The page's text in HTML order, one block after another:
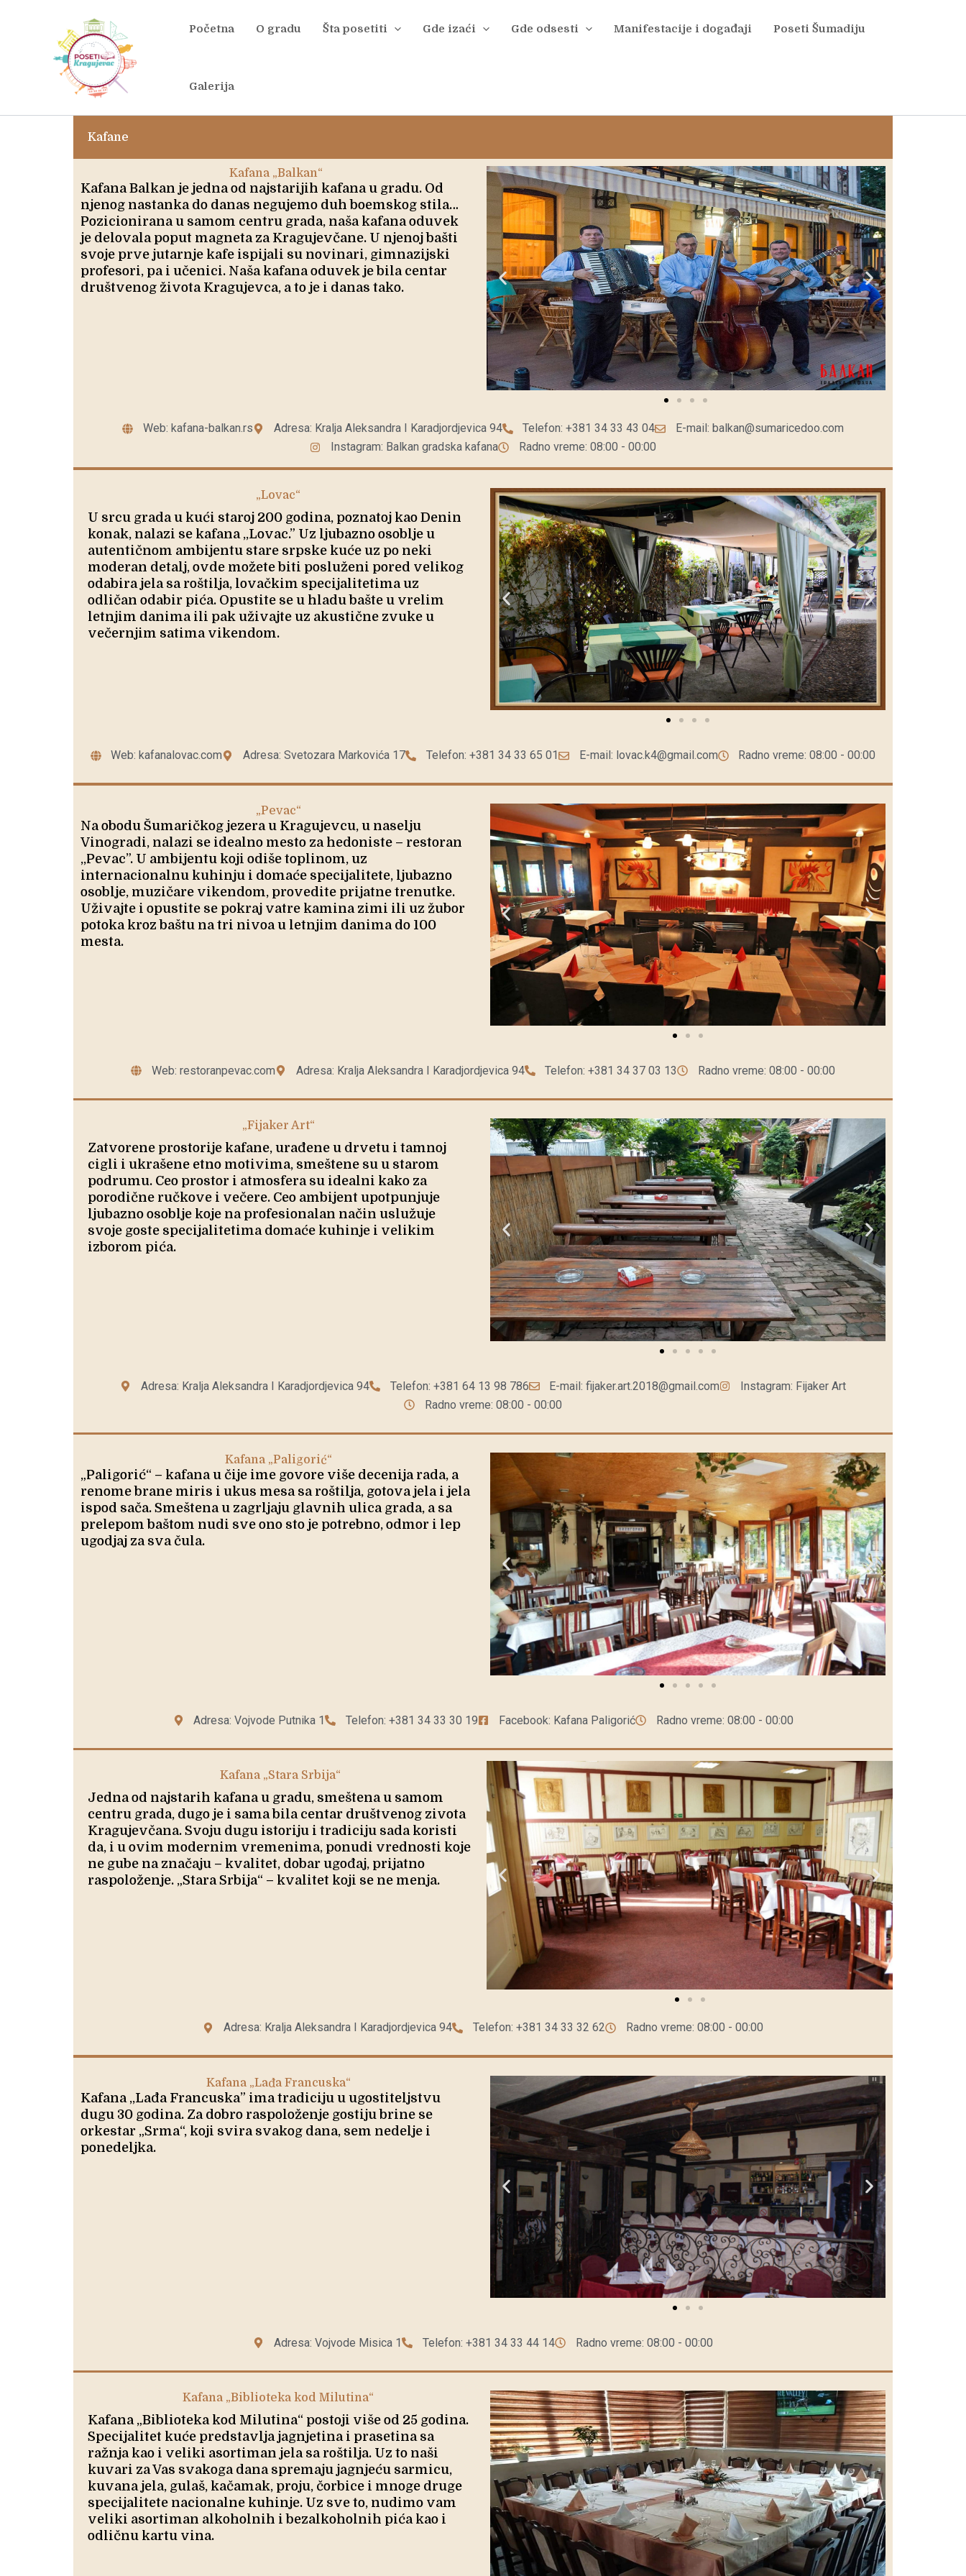
Početna O gradu Šta posetiti Gde izaći Gde odsesti Manifestacije i događaji Poseti Šumadiju
Galerija
Kafane
Kafana „Balkan“
Kafana Balkan je jedna od najstarijih kafana u gradu. Od
njenog nastanka do danas negujemo duh boemskog stila…
Pozicionirana u samom centru grada, naša kafana oduvek
je delovala poput magneta za Kragujevčane. U njenoj bašti
svoje prve jutarnje kafe ispijali su novinari, gimnazijski
profesori, pa i učenici. Naša kafana oduvek je bila centar
društvenog života Kragujevca, a to je i danas tako.
Web: kafana-balkan.rs Adresa: Kralja Aleksandra I Karadjordjevica 94 Telefon: +381 34 33 43 04
E-mail: balkan@sumaricedoo.com
Instagram: Balkan gradska kafana
Radno vreme: 08:00 - 00:00
„Lovac“
U srcu grada u kući staroj 200 godina, poznatoj kao Denin
konak, nalazi se kafana ,,Lovac.” Uz ljubazno osoblje u
autentičnom ambijentu stare srpske kuće uz po neki
moderan detalj, ovde možete biti posluženi pored velikog
odabira jela sa roštilja, lovačkim specijalitetima uz
odličan odabir pića. Opustite se u hladu bašte u vrelim
letnjim danima ili pak uživajte uz akustične zvuke u
večernjim satima vikendom.
Web: kafanalovac.com Adresa: Svetozara Markovića 17 Telefon: +381 34 33 65 01 E-mail: lovac.k4@gmail.com Radno vreme: 08:00 - 00:00
„Pevac“
Na obodu Šumaričkog jezera u Kragujevcu, u naselju
Vinogradi, nalazi se idealno mesto za hedoniste – restoran
,,Pevac”. U ambijentu koji odiše toplinom, uz
internacionalnu kuhinju i domaće specijalitete, ljubazno
osoblje, muzičare vikendom, provedite prijatne trenutke.
Uživajte i opustite se pokraj vatre kamina zimi ili uz žubor
potoka kroz baštu na tri nivoa u letnjim danima do 100
mesta.
Web: restoranpevac.com Adresa: Kralja Aleksandra I Karadjordjevica 94 Telefon: +381 34 37 03 13 Radno vreme: 08:00 - 00:00
„Fijaker Art“
Zatvorene prostorije kafane, urađene u drvetu i tamnoj
cigli i ukrašene etno motivima, smeštene su u starom
podrumu. Ceo prostor i atmosfera su idealni kako za
porodične ručkove i večere. Ceo ambijent upotpunjuje
ljubazno osoblje koje na profesionalan način uslužuje
svoje goste specijalitetima domaće kuhinje i velikim
izborom pića.
Adresa: Kralja Aleksandra I Karadjordjevica 94 Telefon: +381 64 13 98 786 E-mail: fijaker.art.2018@gmail.com
Instagram: Fijaker Art
Radno vreme: 08:00 - 00:00
Kafana „Paligorić“
„Paligorić“ – kafana u čije ime govore više decenija rada, a
renome brane miris i ukus mesa sa roštilja, gotova jela i jela
ispod sača. Smeštena u zagrljaju glavnih ulica grada, a sa
prelepom baštom nudi sve ono sto je potrebno, odmor i lep
ugodjaj za sva čula.
Adresa: Vojvode Putnika 1 Telefon: +381 34 33 30 19 Facebook: Kafana Paligorić Radno vreme: 08:00 - 00:00
Kafana „Stara Srbija“
Jedna od najstarih kafana u gradu, smeštena u samom
centru grada, dugo je i sama bila centar društvenog zivota
Kragujevčana. Svoju dugu istoriju i tradiciju sada koristi
da, i u ovim modernim vremenima, ponudi vrednosti koje
ne gube na značaju – kvalitet, dobar ugođaj, prijatno
raspoloženje. „Stara Srbija“ – kvalitet koji se ne menja.
Adresa: Kralja Aleksandra I Karadjordjevica 94 Telefon: +381 34 33 32 62 Radno vreme: 08:00 - 00:00
Kafana „Lađa Francuska“
Kafana ,,Lađa Francuska” ima tradiciju u ugostiteljstvu
dugu 30 godina. Za dobro raspoloženje gostiju brine se
orkestar „Srma“, koji svira svakog dana, sem nedelje i
ponedeljka.
Adresa: Vojvode Misica 1 Telefon: +381 34 33 44 14 Radno vreme: 08:00 - 00:00
Kafana „Biblioteka kod Milutina“
Kafana „Biblioteka kod Milutina“ postoji više od 25 godina.
Specijalitet kuće predstavlja jagnjetina i prasetina sa
ražnja kao i veliki asortiman jela sa roštilja. Uz to naši
kuvari za Vas svakoga dana spremaju jagnjeću sarmicu,
kuvana jela, gulaš, kačamak, proju, čorbice i mnoge druge
specijalitete nacionalne kuhinje. Uz sve to, nudimo vam
veliki asortiman alkoholnih i bezalkoholnih pića kao i
odličnu kartu vina.